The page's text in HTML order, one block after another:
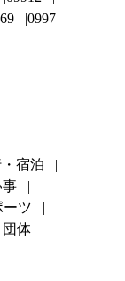
0997
宿泊
事
ーツ
体